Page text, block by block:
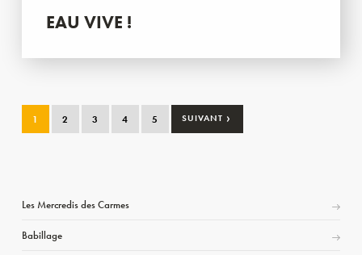
EAU VIVE !
1 2 3 4 5 SUIVANT ›
Les Mercredis des Carmes
Babillage